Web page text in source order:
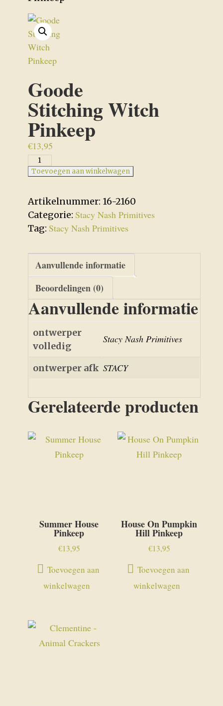
Goode
Stitching Witch
Pinkeep
€13,95
Goode
Stitching
Pinkeep
aantal
Toevoegen aan winkelwagen
Artikelnummer: 16-2160
Categorie: Stacy Nash Primitives
Tag: Stacy Nash Primitives
Aanvullende informatie
Beoordelingen (0)
Aanvullende informatie
ontwerper
volledig
Stacy Nash Primitives
ontwerper afk STACY
Gerelateerde producten
Summer House
Pinkeep
€13,95
Toevoegen aan
winkelwagen
House On Pumpkin
Hill Pinkeep
€13,95
Toevoegen aan
winkelwagen